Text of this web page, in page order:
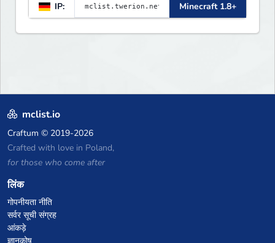
as.twerion.net :::
IP: Minecraft 1.8+
mclist.io
Craftum © 2019-2026
Crafted with love in Poland,
for those who come after
लिंक
गोपनीयता नीति
सर्वर सूची संग्रह
आंकड़े